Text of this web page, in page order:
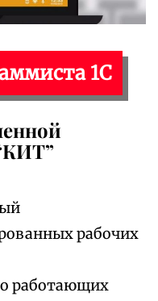
1С
рабочих
работающих